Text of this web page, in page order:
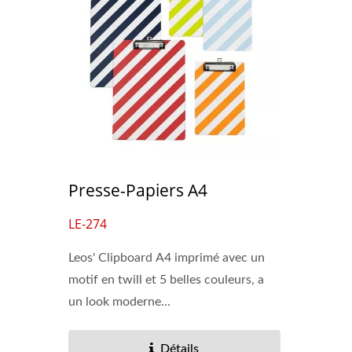
Presse-Papiers A4
LE-274
Leos' Clipboard A4 imprimé avec un
motif en twill et 5 belles couleurs, a
un look moderne...
Détails